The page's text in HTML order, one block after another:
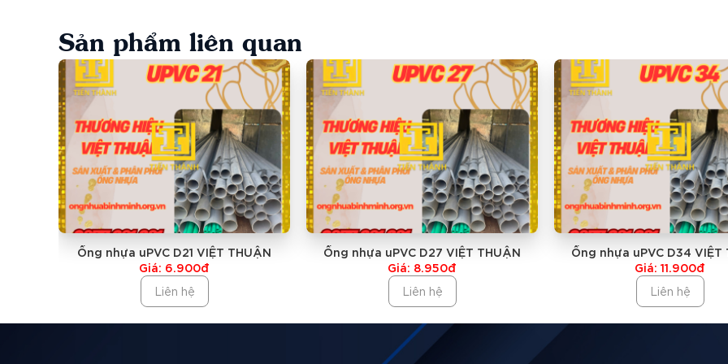
NGOÀI RA, NHỰA VIỆT THUẬN CÒN CÓ CÁC LOẠI ỐNG KHÁC NHƯ:
Tại Sao Nên Mua Ống PVC D168 VIỆT THUẬN Tại Tiến Thành Giá Rẻ Nhất?
- Tiến Thành là đại lý phân phối cấp 1 sản phẩm Ống Nhựa VIỆT THUẬN của Công ty CỔ PHẦN VIỆT THUẬN
- Là đơn Đại lý phân phối cấp 1 với sản lượng lớn vì vậy chúng tôi luôn có mức giá đầu vào thấp nhất để có thể
nhất
- Số lượng mua càng nhiều giá càng rẻ: căn cứ vào số lượng hàng mua và địa điểm giao hàng Tiến Thành sẽ gửi
- Giao hàng tận công trình
Sản phẩm liên quan
Ống nhựa uPVC D21 VIỆT THUẬN
Giá: 6.900đ
Liên hệ
Ống nhựa uPVC D27 VIỆT THUẬN
Giá: 8.950đ
Liên hệ
Ống nhựa uPVC D34 VIỆT
Giá: 11.900đ
Liên hệ